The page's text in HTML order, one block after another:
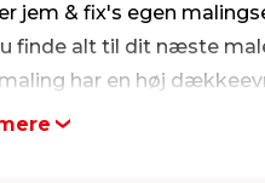
jem & fix's egen
finde alt til dit næste
har en høj